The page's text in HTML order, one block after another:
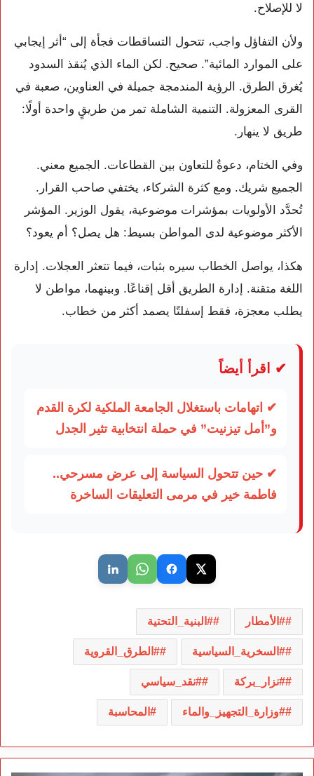
لا للإصلاح.
ولأن التفاؤل واجب، تتحول التساقطات فجأة إلى “أثر إيجابي
على الموارد المائية”. صحيح. لكن الماء الذي يُنقذ السدود
يُغرق الطرق. الرؤية المندمجة جميلة في العناوين، صعبة في
القرى المعزولة. التنمية الشاملة تمر من طريقٍ واحدة أولًا:
طريق لا ينهار.
وفي الختام، دعوةٌ للتعاون بين القطاعات. الجميع معني.
الجميع شريك. ومع كثرة الشركاء، يختفي صاحب القرار.
تُحدَّد الأولويات بمؤشرات موضوعية، يقول الوزير. المؤشر
الأكثر موضوعية لدى المواطن بسيط: هل يصل؟ أم يعود؟
هكذا، يواصل الخطاب سيره بثبات، فيما تتعثر العجلات. إدارة
اللغة متقنة. إدارة الطريق أقل إقناعًا. وبينهما، مواطن لا
يطلب معجزة، فقط إسفلتًا يصمد أكثر من خطاب.
✔ اقرأ أيضاً
✔ اتهامات باستغلال الجامعة الملكية لكرة القدم
و”أمل تيزنيت” في حملة انتخابية تثير الجدل
✔ حين تتحول السياسة إلى عرض مسرحي..
فاطمة خير في مرمى التعليقات الساخرة
#الأمطار #البنية_التحتية
#السخرية_السياسية #الطرق_القروية
#نزار_بركة #نقد_سياسي
#وزارة_التجهيز_والماء المحاسبة